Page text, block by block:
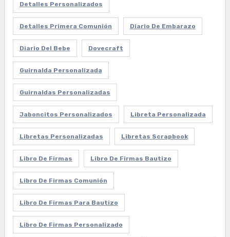
Detalles Personalizados
Detalles Primera Comunión Diario De Embarazo
Diario Del Bebe Dovecraft
Guirnalda Personalizada
Guirnaldas Personalizadas
Jaboncitos Personalizados Libreta Personalizada
Libretas Personalizadas Libretas Scrapbook
Libro De Firmas Libro De Firmas Bautizo
Libro De Firmas Comunión
Libro De Firmas Para Bautizo
Libro De Firmas Personalizado